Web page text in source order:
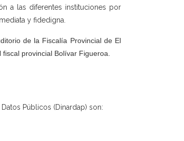
a las diferentes instituciones por
y fidedigna.
de la Fiscalía Provincial de El
provincial Bolívar Figueroa.
Públicos (Dinardap) son: